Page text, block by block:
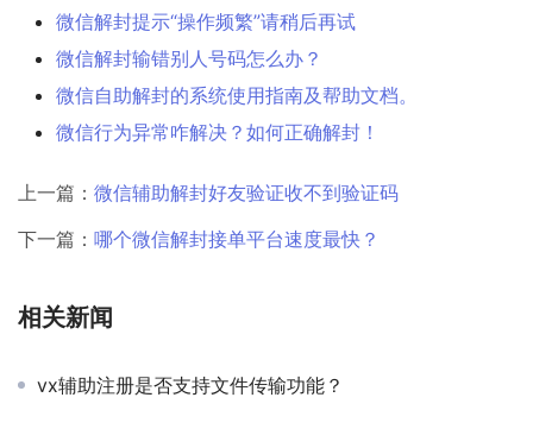
微信解封提示“操作频繁”请稍后再试
微信解封输错别人号码怎么办？
微信自助解封的系统使用指南及帮助文档。
微信行为异常咋解决？如何正确解封！
上一篇： 微信辅助解封好友验证收不到验证码
下一篇： 哪个微信解封接单平台速度最快？
相关新闻
vx辅助注册是否支持文件传输功能？